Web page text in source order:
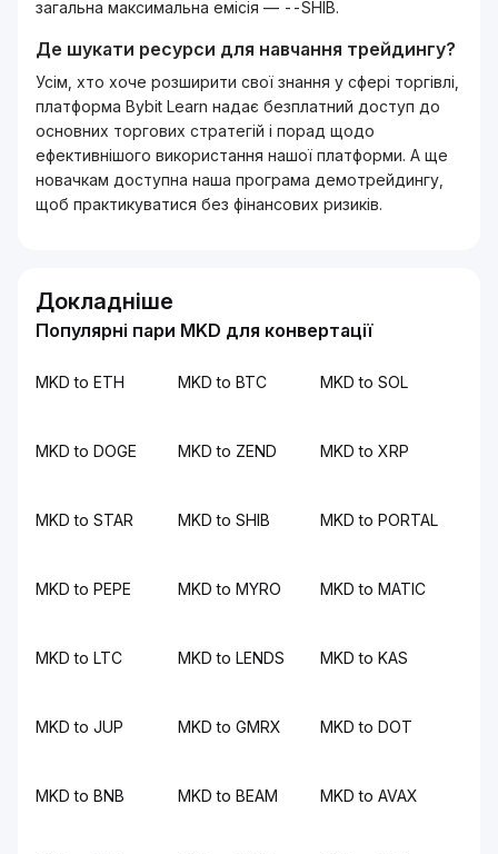
загальна максимальна емісія — --SHIB.
Де шукати ресурси для навчання трейдингу?
Усім, хто хоче розширити свої знання у сфері торгівлі,
платформа Bybit Learn надає безплатний доступ до
основних торгових стратегій і порад щодо
ефективнішого використання нашої платформи. А ще
новачкам доступна наша програма демотрейдингу,
щоб практикуватися без фінансових ризиків.
Докладніше
Популярні пари MKD для конвертації
MKD to ETH MKD to BTC MKD to SOL
MKD to DOGE MKD to ZEND MKD to XRP
MKD to STAR MKD to SHIB MKD to PORTAL
MKD to PEPE MKD to MYRO MKD to MATIC
MKD to LTC MKD to LENDS MKD to KAS
MKD to JUP MKD to GMRX MKD to DOT
MKD to BNB MKD to BEAM MKD to AVAX